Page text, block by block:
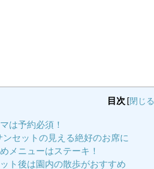
目次 [閉じる
は予約必須！
ンセットの見える絶好のお席に
メニューはステーキ！
ト後は園内の散歩がおすすめ